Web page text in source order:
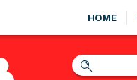
HOME